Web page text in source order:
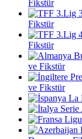
Fikstür
Fikstür
Fikstür
ve Fikstür
ve Fikstür